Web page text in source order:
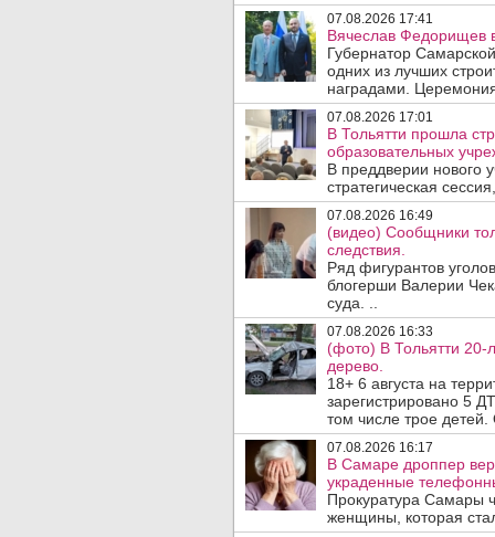
07.08.2026 17:41
Вячеслав Федорищев
Губернатор
одних из лучших
наградами.
07.08.2026 17:01
В Тольятти прошла
образовательных
В преддверии нового
стратегическая
07.08.2026 16:49
(видео) Сообщники
следствия.
Ряд фигурантов
блогерши Валерии
суда. ..
07.08.2026 16:33
(фото) В Тольятти 20-
дерево.
18+ 6 августа на
зарегистрировано 5
том числе трое
07.08.2026 16:17
В Самаре дроппер
украденные
Прокуратура Самары
женщины, которая